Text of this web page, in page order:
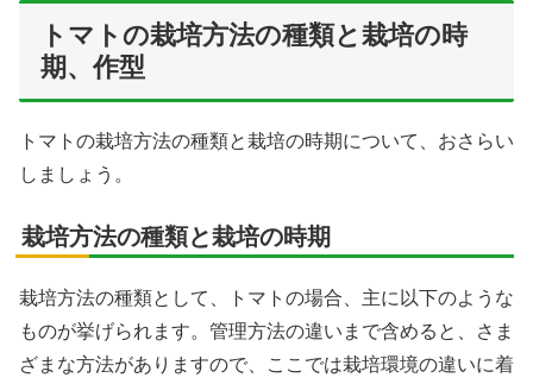
トマトの栽培方法の種類と栽培の時
期、作型
トマトの栽培方法の種類と栽培の時期について、おさらい
しましょう。
栽培方法の種類と栽培の時期
栽培方法の種類として、トマトの場合、主に以下のような
ものが挙げられます。管理方法の違いまで含めると、さま
ざまな方法がありますので、ここでは栽培環境の違いに着